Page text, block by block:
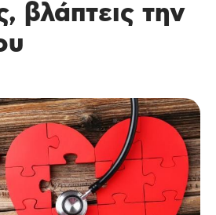
βλάπτεις την